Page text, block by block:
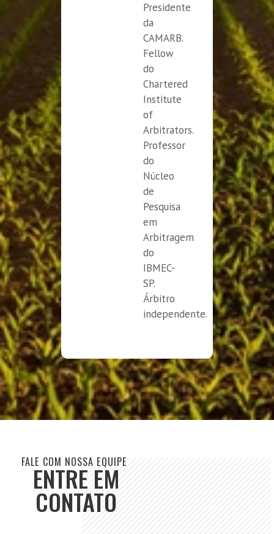
Presidente
da
CAMARB.
Fellow
do
Chartered
Institute
of
Arbitrators.
Professor
do
Núcleo
de
Pesquisa
em
Arbitragem
do
IBMEC-
SP.
Árbitro
independente.
FALE COM NOSSA EQUIPE
ENTRE EM
CONTATO